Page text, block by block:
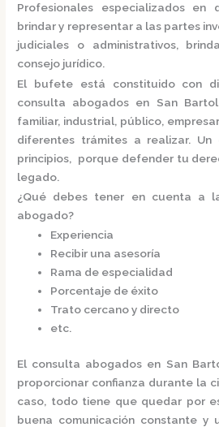
Profesionales especializados en
brindar y representar a las partes
judiciales o administrativos,
consejo jurídico.
El bufete está constituido con
consulta
abogados en San
familiar, industrial, público,
diferentes trámites a realizar. Un
principios, porque defender tu
legado.
¿Qué debes tener en cuenta a
abogado?
Experiencia
Recibir una asesoría
Rama de especialidad
Porcentaje de éxito
Trato cercano y directo
etc.
El consulta abogados en San
proporcionar confianza durante la
caso, todo tiene que quedar por
buena comunicación constante y